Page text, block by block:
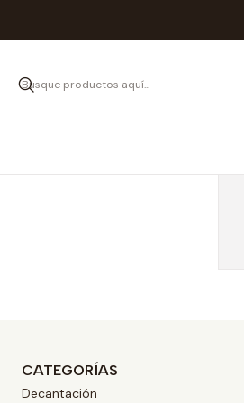
CATEGORÍAS
Decantación